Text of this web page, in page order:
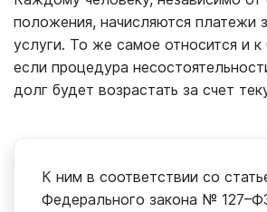
положения, начисляются платежи
услуги. То же самое относится и
если процедура
долг будет возрастать за счет
К ним в соответствии со
Федерального закона №